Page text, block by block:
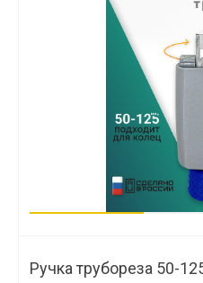
Ручка трубореза 50-